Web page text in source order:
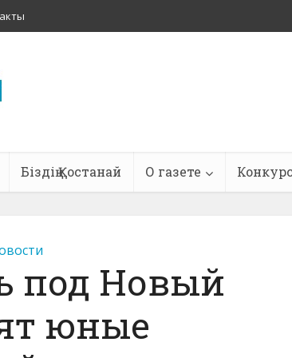
Біздің Қостанай О газете
под Новый
юные